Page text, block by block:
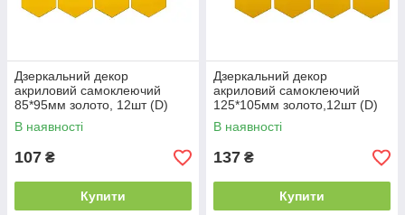
Дзеркальний декор
акриловий самоклеючий
85*95мм золото, 12шт (D)
SW-00002516
В наявності
107 ₴
Купити
Дзеркальний декор
акриловий самоклеючий
125*105мм золото,12шт (D)
SW-00002517
В наявності
137 ₴
Купити